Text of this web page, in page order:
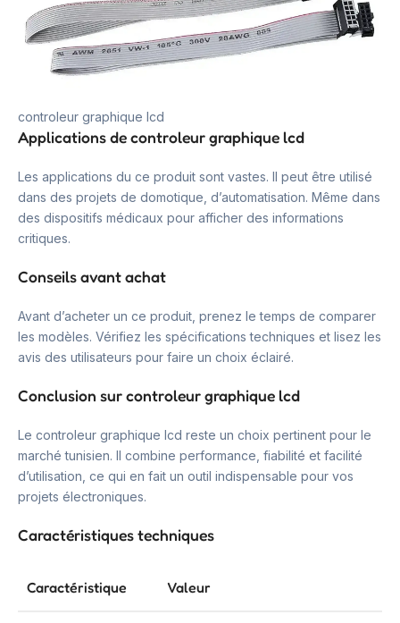
controleur graphique lcd
Applications de controleur graphique lcd
Les applications du ce produit sont vastes. Il peut être utilisé
dans des projets de domotique, d’automatisation. Même dans
des dispositifs médicaux pour afficher des informations
critiques.
Conseils avant achat
Avant d’acheter un ce produit, prenez le temps de comparer
les modèles. Vérifiez les spécifications techniques et lisez les
avis des utilisateurs pour faire un choix éclairé.
Conclusion sur controleur graphique lcd
Le controleur graphique lcd reste un choix pertinent pour le
marché tunisien. Il combine performance, fiabilité et facilité
d’utilisation, ce qui en fait un outil indispensable pour vos
projets électroniques.
Caractéristiques techniques
Caractéristique Valeur